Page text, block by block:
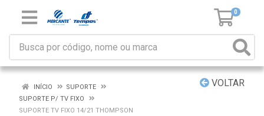
0
VOLTAR
INÍCIO
SUPORTE
SUPORTE P/ TV FIXO
SUPORTE TV FIXO 14/21 THOMPSON